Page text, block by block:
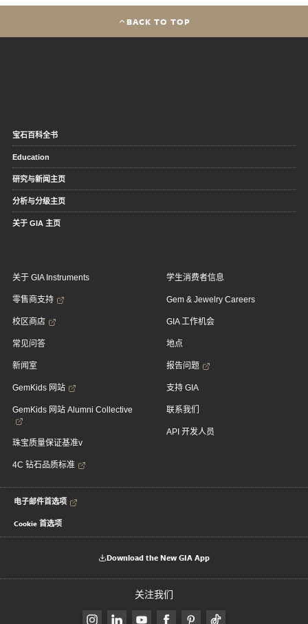
BACK TO TOP
宝石百科全书
Education
研究与新闻主页
分析与分级主页
关于 GIA 主页
关于 GIA Instruments
零售商支持
校区商店
常见问答
新闻室
GemKids 网站
GemKids 网站 Alumni Collective
珠宝质量保证基准v
4C 钻石品质标准
学生消费者信息
Gem & Jewelry Careers
GIA 工作机会
地点
报告问题
支持 GIA
联系我们
API 开发人员
电子邮件首选项
Cookie 首选项
Download the New GIA App
关注我们